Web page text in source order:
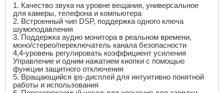
1. Качество звука на уровне вещания, универсальное
для камеры, телефона и компьютера
2. Встроенный чип DSP, поддержка одного ключа
шумоподавления
3. Поддержка аудио монитора в реальном времени,
моно/стерео/переключатель канала безопасности
4,4-уровень регулировать коэффициент усиления
Управление и одним нажатием кнопки с помощью
функции защитного отключения
5. Вращающийся ips-дисплей для интуитивно понятной
работы и использования